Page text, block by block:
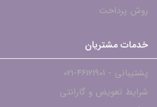
روش پرداخت
خدمات مشتریان
پشتیبانی - ۴۶۱۲۱۹۰۱-021
شرایط تعویض و گارانتی